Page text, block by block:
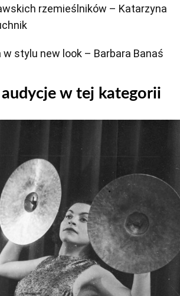
rzemieślników – Katarzyna
w stylu new look – Barbara Banaś
audycje w tej kategorii